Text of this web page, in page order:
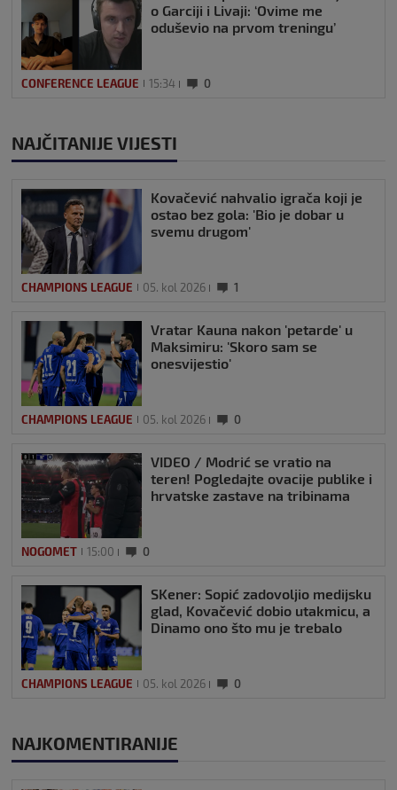
o Garciji i Livaji: ‘Ovime me
oduševio na prvom treningu’
CONFERENCE LEAGUE 15:34 0
NAJČITANIJE VIJESTI
Kovačević nahvalio igrača koji je
ostao bez gola: 'Bio je dobar u
svemu drugom'
CHAMPIONS LEAGUE 05. kol 2026 1
Vratar Kauna nakon 'petarde' u
Maksimiru: 'Skoro sam se
onesvijestio'
CHAMPIONS LEAGUE 05. kol 2026 0
VIDEO / Modrić se vratio na
teren! Pogledajte ovacije publike i
hrvatske zastave na tribinama
NOGOMET 15:00 0
SKener: Sopić zadovoljio medijsku
glad, Kovačević dobio utakmicu, a
Dinamo ono što mu je trebalo
CHAMPIONS LEAGUE 05. kol 2026 0
NAJKOMENTIRANIJE